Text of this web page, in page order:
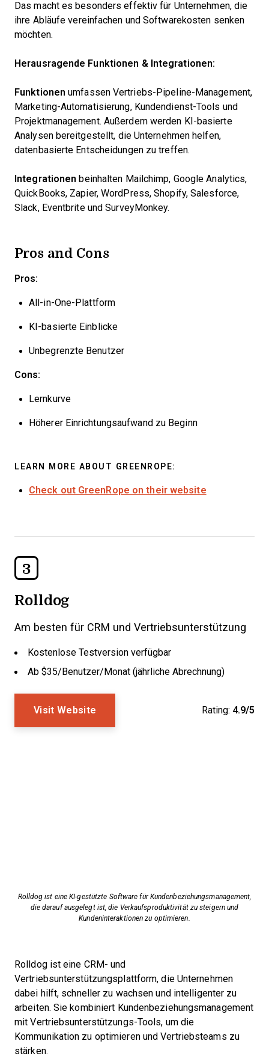
Das macht es besonders effektiv für Unternehmen, die
ihre Abläufe vereinfachen und Softwarekosten senken
möchten.
Herausragende Funktionen & Integrationen:
Funktionen umfassen Vertriebs-Pipeline-Management,
Marketing-Automatisierung, Kundendienst-Tools und
Projektmanagement. Außerdem werden KI-basierte
Analysen bereitgestellt, die Unternehmen helfen,
datenbasierte Entscheidungen zu treffen.
Integrationen beinhalten Mailchimp, Google Analytics,
QuickBooks, Zapier, WordPress, Shopify, Salesforce,
Slack, Eventbrite und SurveyMonkey.
Pros and Cons
Pros:
All-in-One-Plattform
KI-basierte Einblicke
Unbegrenzte Benutzer
Cons:
Lernkurve
Höherer Einrichtungsaufwand zu Beginn
LEARN MORE ABOUT GREENROPE:
Check out GreenRope on their website
3
Rolldog
Am besten für CRM und Vertriebsunterstützung
Kostenlose Testversion verfügbar
Ab $35/Benutzer/Monat (jährliche Abrechnung)
Visit Website Rating: 4.9/5
Rolldog ist eine KI-gestützte Software für Kundenbeziehungsmanagement,
die darauf ausgelegt ist, die Verkaufsproduktivität zu steigern und
Kundeninteraktionen zu optimieren.
Rolldog ist eine CRM- und
Vertriebsunterstützungsplattform, die Unternehmen
dabei hilft, schneller zu wachsen und intelligenter zu
arbeiten. Sie kombiniert Kundenbeziehungsmanagement
mit Vertriebsunterstützungs-Tools, um die
Kommunikation zu optimieren und Vertriebsteams zu
stärken.